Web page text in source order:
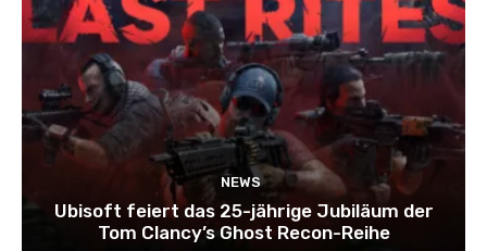
NEWS
Ubisoft feiert das 25-jährige Jubiläum der
Tom Clancy’s Ghost Recon-Reihe